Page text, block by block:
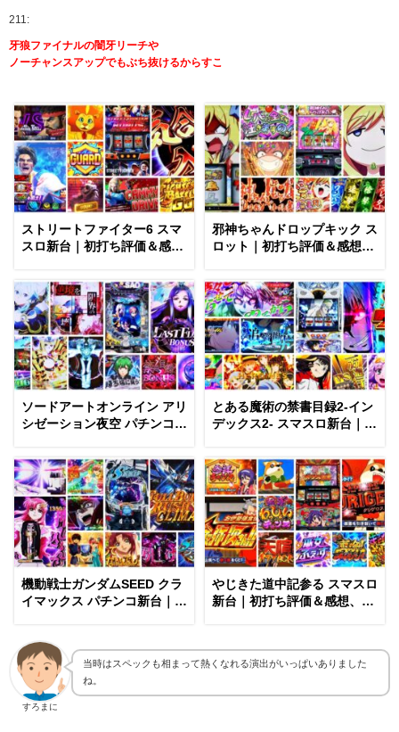
211:
牙狼ファイナルの闇牙リーチや
ノーチャンスアップでもぶち抜けるからすこ
ストリートファイター6 スマ
スロ新台｜初打ち評価＆感
邪神ちゃんドロップキック ス
ロット｜初打ち評価＆感想、
ソードアートオンライン アリ
シゼーション夜空 パチンコ新
Twitter報告まとめ
とある魔術の禁書目録2-イン
デックス2- スマスロ新台｜初
まとめ
機動戦士ガンダムSEED クラ
イマックス パチンコ新台｜初
やじきた道中記参る スマスロ
新台｜初打ち評価＆感想、
すろまに
当時はスペックも相まって熱くなれる演出がいっぱいありました
ね。